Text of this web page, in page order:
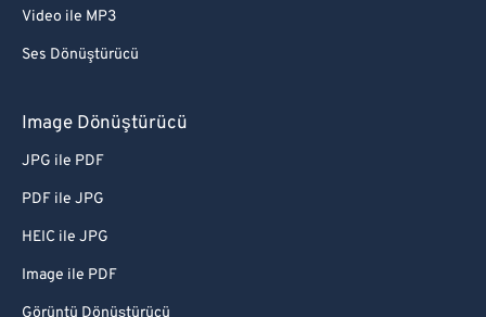
Video ile MP3
Ses Dönüştürücü
Image Dönüştürücü
JPG ile PDF
PDF ile JPG
HEIC ile JPG
Image ile PDF
Görüntü Dönüştürücü